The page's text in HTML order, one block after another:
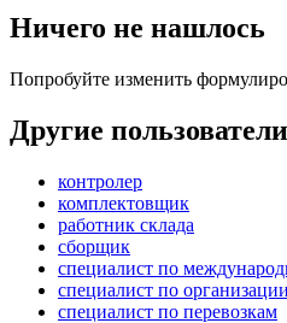
Ничего не нашлось
Попробуйте изменить
Другие
контролер
комплектовщик
работник склада
сборщик
специалист по
специалист по
специалист по перевозкам